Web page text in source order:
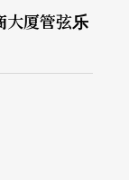
因为相对于
短小。此外
大厦管弦乐